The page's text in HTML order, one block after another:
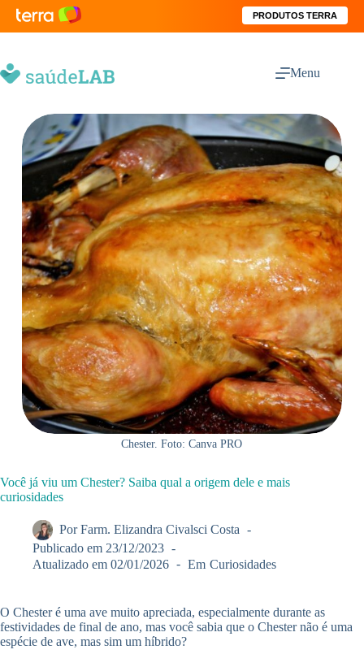
PRODUTOS TERRA
Menu
Chester. Foto: Canva PRO
Você já viu um Chester? Saiba qual a origem dele e mais
curiosidades
Por Farm. Elizandra Civalsci Costa
Publicado em 23/12/2023
Atualizado em 02/01/2026 Em Curiosidades
O Chester é uma ave muito apreciada, especialmente durante as
festividades de final de ano, mas você sabia que o Chester não é uma
espécie de ave, mas sim um híbrido?